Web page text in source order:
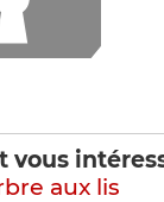
vous
aux lis